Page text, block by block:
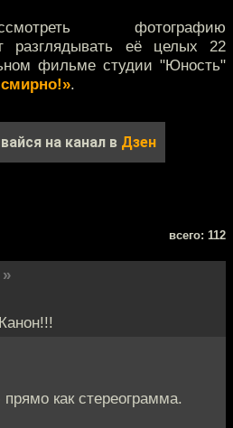
фотографию
разглядывать её целых 22
фильме студии "Юность"
.
на канал в Дзен
всего: 112
»
как стереограмма.